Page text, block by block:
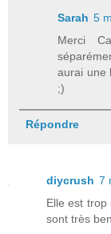
Sarah 5
Merci
aurai une
;)
Répondre
diycrush 7
Elle est
sont très